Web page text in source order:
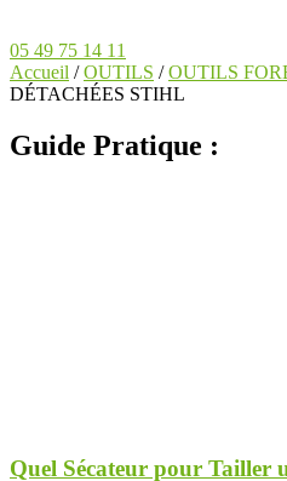
05 49 75 14 11
Accueil /OUTILS /OUTILS
DÉTACHÉES STIHL
Guide Pratique :
Quel Sécateur pour Tailler